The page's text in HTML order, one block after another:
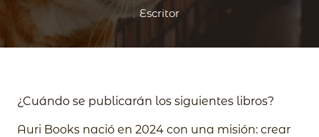
Escritor
¿Cuándo se publicarán los siguientes libros?
Auri Books nació en 2024 con una misión: crear